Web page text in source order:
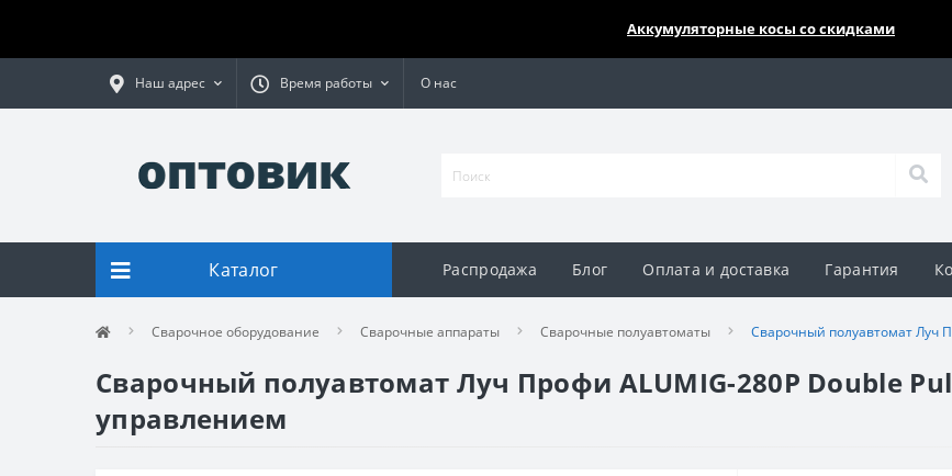
Аккумуляторные косы со скидками
Наш адрес Время работы О нас
Каталог Распродажа Блог Оплата и доставка Гарантия
Сварочное оборудование Сварочные аппараты Сварочные полуавтоматы Сварочный полуавтомат Луч
Сварочный полуавтомат Луч Профи ALUMIG-280P Double
управлением